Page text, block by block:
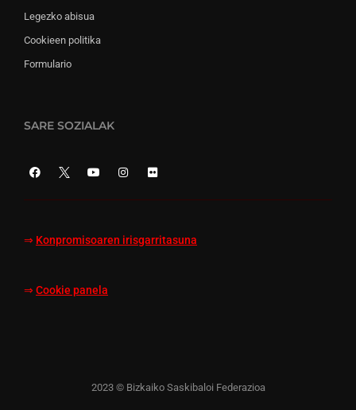
Legezko abisua
Cookieen politika
Formulario
SARE SOZIALAK
⇒ Konpromisoaren irisgarritasuna
⇒ Cookie panela
2023 © Bizkaiko Saskibaloi Federazioa